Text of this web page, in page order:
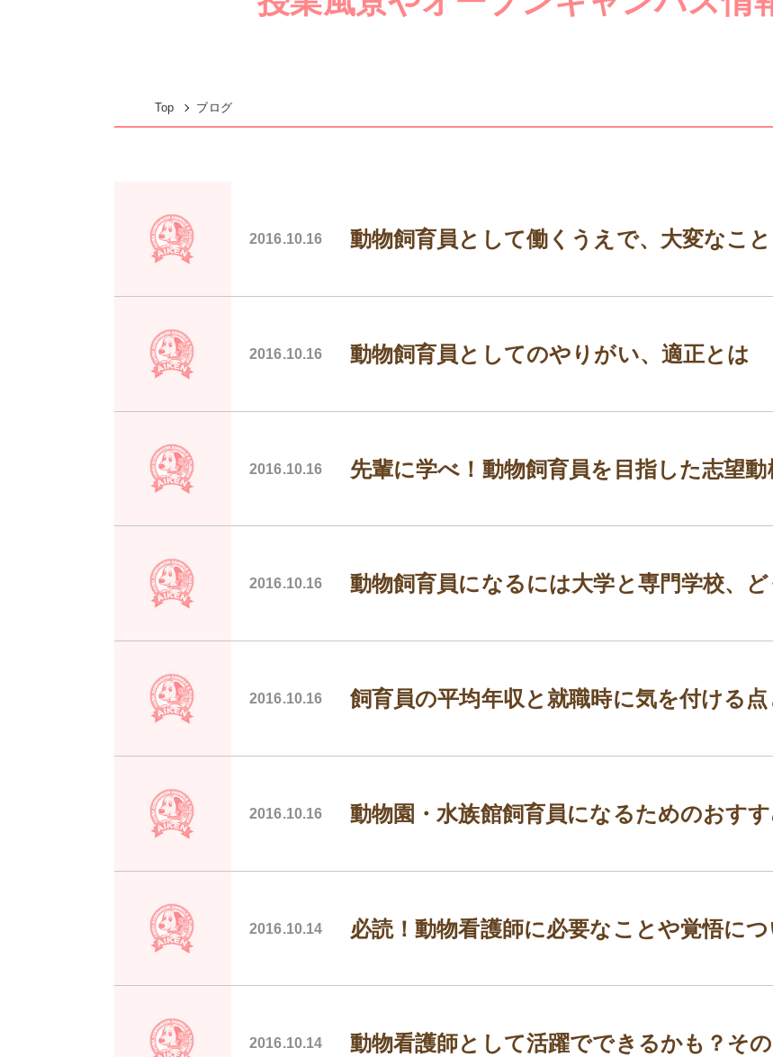
Top ブログ
2016.10.16 動物飼育員として働くうえで、大変なこ
2016.10.16 動物飼育員としてのやりがい、適正とは
2016.10.16 先輩に学べ！動物飼育員を目指した志望
2016.10.16 動物飼育員になるには大学と専門学校、
2016.10.16 飼育員の平均年収と就職時に気を付ける点
2016.10.16 動物園・水族館飼育員になるためのおすす
2016.10.14 必読！動物看護師に必要なことや覚悟につ
2016.10.14 動物看護師として活躍でできるかも？そ